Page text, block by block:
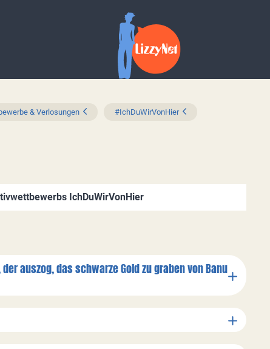
& Verlosungen #IchDuWirVonHier
IchDuWirVonHier
auszog, das schwarze Gold zu graben von Banu